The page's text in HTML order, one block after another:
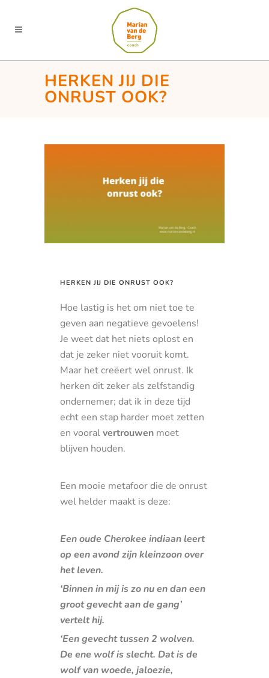
HERKEN JIJ DIE
ONRUST OOK?
HERKEN JIJ DIE ONRUST OOK?
Hoe lastig is het om niet toe te
geven aan negatieve gevoelens!
Je weet dat het niets oplost en
dat je zeker niet vooruit komt.
Maar het creëert wel onrust. Ik
herken dit zeker als zelfstandig
ondernemer; dat ik in deze tijd
echt een stap harder moet zetten
en vooralvertrouwen moet
blijven houden.
Een mooie metafoor die de onrust
wel helder maakt is deze:
Een oude Cherokee indiaan leert
op een avond zijn kleinzoon over
het leven.
‘Binnen in mij is zo nu en dan een
groot gevecht aan de gang’
vertelt hij.
‘Een gevecht tussen 2 wolven.
De ene wolf is slecht. Dat is de
wolf van woede, jaloezie,